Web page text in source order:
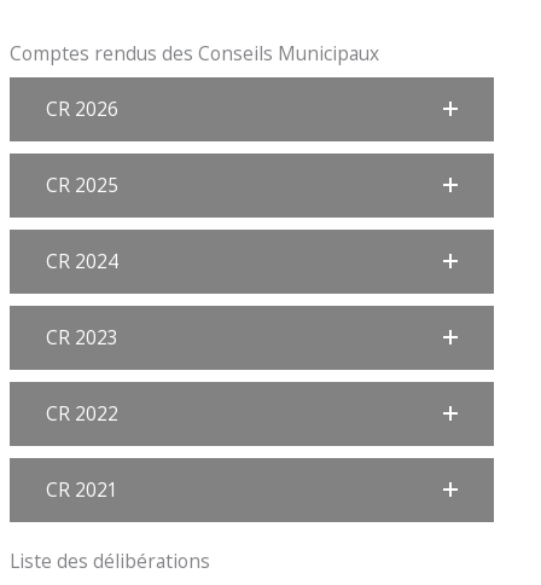
Comptes rendus des Conseils Municipaux
CR 2026
CR 2025
CR 2024
CR 2023
CR 2022
CR 2021
Liste des délibérations